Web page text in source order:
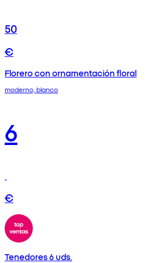
50
€
Florero con ornamentación floral
moderno, blanco
6
€
Tenedores 6 uds.